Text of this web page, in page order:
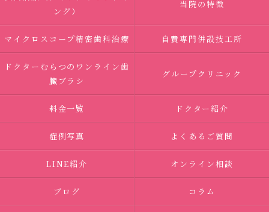
ング）
当院の特徴
マイクロスコープ精密歯科治療 自費専門併設技工所
ドクターむらつのワンライン歯
臓ブラシ
グループクリニック
料金一覧 ドクター紹介
症例写真 よくあるご質問
LINE紹介 オンライン相談
ブログ コラム